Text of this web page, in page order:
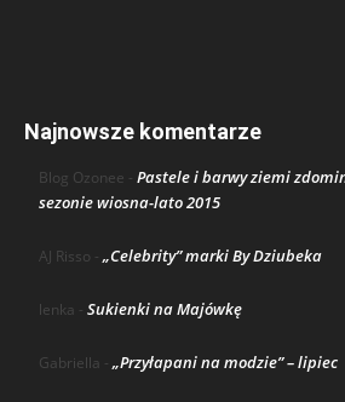
Najnowsze komentarze
Blog Ozonee - Pastele i barwy ziemi
sezonie wiosna-lato 2015
AJ Risso - „Celebrity” marki By Dziubeka
lenka - Sukienki na Majówkę
Gabriella - „Przyłapani na modzie” – lipiec